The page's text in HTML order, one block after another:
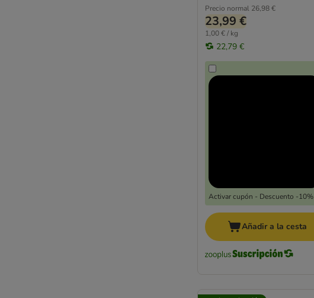
Precio normal 26,98 €
23,99 €
1,00 € / kg
22,79 €
Activar cupón - Descuento -10%
Añadir a la cesta